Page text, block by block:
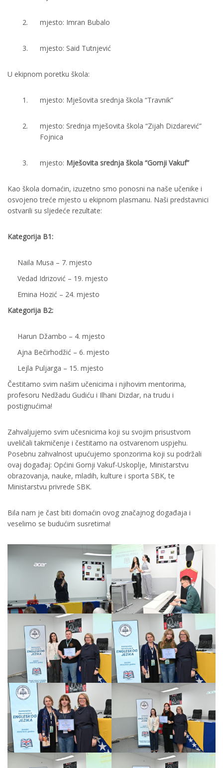
mjesto: Imran Bubalo
mjesto: Said Tutnjević
U ekipnom poretku škola:
mjesto: Mješovita srednja škola “Travnik”
mjesto: Srednja mješovita škola “Zijah Dizdarević”
Fojnica
mjesto: Mješovita srednja škola “Gornji Vakuf”
Kao škola domaćin, izuzetno smo ponosni na naše učenike i
osvojeno treće mjesto u ekipnom plasmanu. Naši predstavnici
ostvarili su sljedeće rezultate:
Kategorija B1:
Naila Musa – 7. mjesto
Vedad Idrizović – 19. mjesto
Emina Hozić – 24. mjesto
Kategorija B2:
Harun Džambo – 4. mjesto
Ajna Bečirhodžić – 6. mjesto
Lejla Puljarga – 15. mjesto
Čestitamo svim našim učenicima i njihovim mentorima,
profesoru Nedžadu Gudiću i Ilhani Dizdar, na trudu i
postignućima!
Zahvaljujemo svim učesnicima koji su svojim prisustvom
uveličali takmičenje i čestitamo na ostvarenom uspjehu.
Posebnu zahvalnost upućujemo sponzorima koji su podržali
ovaj događaj: Općini Gornji Vakuf-Uskoplje, Ministarstvu
obrazovanja, nauke, mladih, kulture i sporta SBK, te
Ministarstvu privrede SBK.
Bila nam je čast biti domaćin ovog značajnog događaja i
veselimo se budućim susretima!